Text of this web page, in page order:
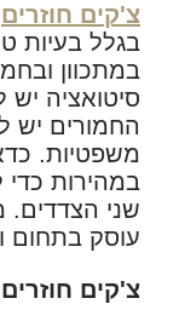
צ'קים חוזרים
בגלל בעיות
במתכוון
סיטואציה יש
החמורים יש
משפטיות.
במהירות כדי
שני הצדדים.
עוסק בתחום
צ'קים חוזרים